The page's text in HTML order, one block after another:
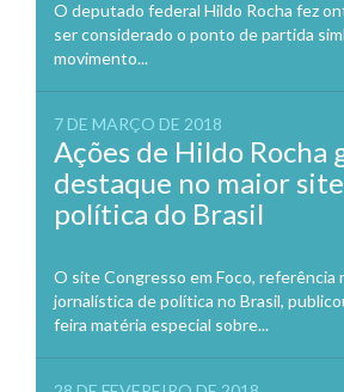
O deputado federal Hildo Rocha fez
ser considerado o ponto de partida
movimento...
7 DE MARÇO DE 2018
Ações de Hildo Rocha
destaque no maior
política do Brasil
O site Congresso em Foco, referência
jornalística de política no Brasil,
feira matéria especial sobre...